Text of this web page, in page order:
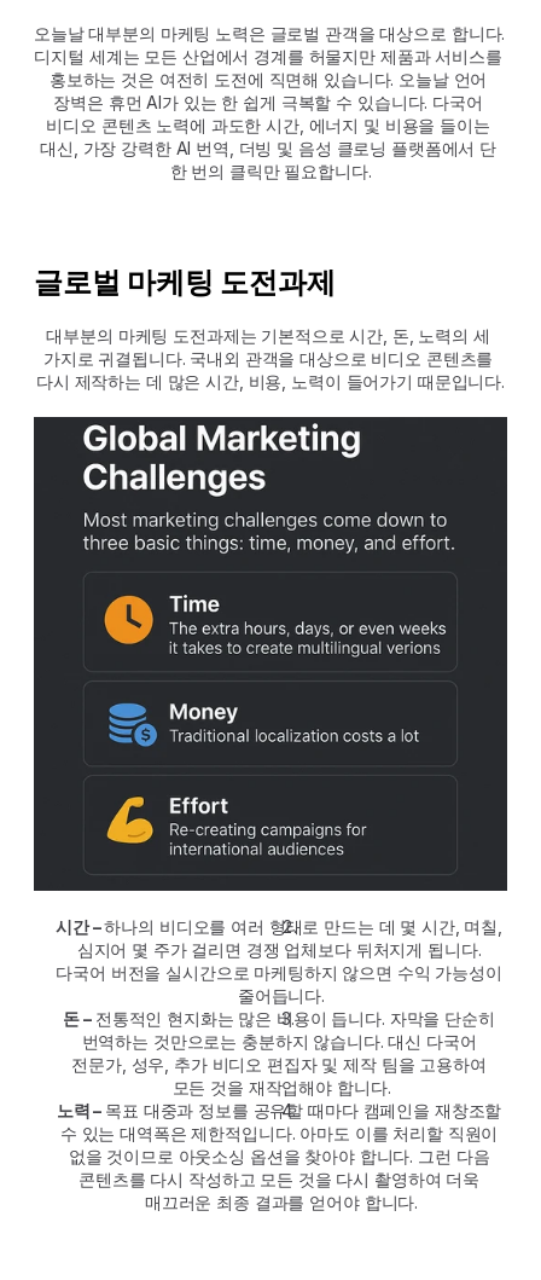
오늘날 대부분의 마케팅 노력은 글로벌 관객을 대상으로 합니다.
디지털 세계는 모든 산업에서 경계를 허물지만 제품과 서비스를
홍보하는 것은 여전히 도전에 직면해 있습니다. 오늘날 언어
장벽은 휴먼 AI가 있는 한 쉽게 극복할 수 있습니다. 다국어
비디오 콘텐츠 노력에 과도한 시간, 에너지 및 비용을 들이는
대신, 가장 강력한 AI 번역, 더빙 및 음성 클로닝 플랫폼에서 단
한 번의 클릭만 필요합니다.
글로벌 마케팅 도전과제
대부분의 마케팅 도전과제는 기본적으로 시간, 돈, 노력의 세
가지로 귀결됩니다. 국내외 관객을 대상으로 비디오 콘텐츠를
다시 제작하는 데 많은 시간, 비용, 노력이 들어가기 때문입니다.
시간 – 하나의 비디오를 여러 형태로 만드는 데 몇 시간, 며칠,
심지어 몇 주가 걸리면 경쟁 업체보다 뒤처지게 됩니다.
다국어 버전을 실시간으로 마케팅하지 않으면 수익 가능성이
줄어듭니다.
돈 – 전통적인 현지화는 많은 비용이 듭니다. 자막을 단순히
번역하는 것만으로는 충분하지 않습니다. 대신 다국어
전문가, 성우, 추가 비디오 편집자 및 제작 팀을 고용하여
모든 것을 재작업해야 합니다.
노력 – 목표 대중과 정보를 공유할 때마다 캠페인을 재창조할
수 있는 대역폭은 제한적입니다. 아마도 이를 처리할 직원이
없을 것이므로 아웃소싱 옵션을 찾아야 합니다. 그런 다음
콘텐츠를 다시 작성하고 모든 것을 다시 촬영하여 더욱
매끄러운 최종 결과를 얻어야 합니다.